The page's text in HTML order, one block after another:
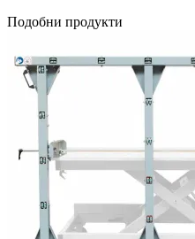
Подобни продукти